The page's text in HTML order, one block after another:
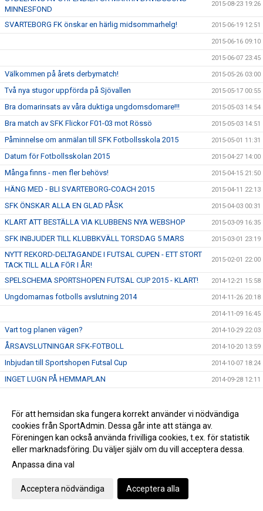
MINNESFOND
2015-08-23 19:26
SVARTEBORG FK önskar en härlig midsommarhelg! 2015-06-19 12:51
2015-06-16 09:10
2015-06-07 23:45
Välkommen på årets derbymatch! 2015-05-26 03:00
Två nya stugor uppförda på Sjövallen 2015-05-17 00:55
Bra domarinsats av våra duktiga ungdomsdomare!!! 2015-05-03 14:54
Bra match av SFK Flickor F01-03 mot Rössö 2015-05-03 14:51
Påminnelse om anmälan till SFK Fotbollsskola 2015 2015-05-01 11:31
Datum för Fotbollsskolan 2015 2015-04-27 14:00
Många finns - men fler behövs! 2015-04-15 21:50
HÄNG MED - BLI SVARTEBORG-COACH 2015 2015-04-11 22:13
SFK ÖNSKAR ALLA EN GLAD PÅSK 2015-04-03 00:31
KLART ATT BESTÄLLA VIA KLUBBENS NYA WEBSHOP 2015-03-09 16:35
SFK INBJUDER TILL KLUBBKVÄLL TORSDAG 5 MARS 2015-03-01 23:19
NYTT REKORD-DELTAGANDE I FUTSAL CUPEN - ETT STORT
TACK TILL ALLA FÖR I ÅR!
2015-02-01 22:00
SPELSCHEMA SPORTSHOPEN FUTSAL CUP 2015 - KLART! 2014-12-21 15:58
Ungdomarnas fotbolls avslutning 2014 2014-11-26 20:18
2014-11-09 16:45
Vart tog planen vägen? 2014-10-29 22:03
ÅRSAVSLUTNINGAR SFK-FOTBOLL 2014-10-20 13:59
Inbjudan till Sportshopen Futsal Cup 2014-10-07 18:24
INGET LUGN PÅ HEMMAPLAN 2014-09-28 12:11
”LIVET ÄR INGET UPPDUKAT BORD - VILL MAN HA ..." -
Signerat Jonas Larsson
2014-09-06 12:42
NU HÄNDER DET STORA SAKER PÅ SKOGSVALLEN... 2014-09-06 10:11
ASFALTERING FAS2 KLART 2014-08-29 23:43
Lars-Åke Winblad om Svarteborgs konstgräsprojekt
LITE FRÅN AKTIVITETERNA PÅ SJÖVALLEN I LÖRDAGS
För att hemsidan ska fungera korrekt använder vi nödvändiga
cookies från SportAdmin. Dessa går inte att stänga av.
Föreningen kan också använda frivilliga cookies, t.ex. för statistik
eller marknadsföring. Du väljer själv om du vill acceptera dessa.
Anpassa dina val
Acceptera nödvändiga Acceptera alla